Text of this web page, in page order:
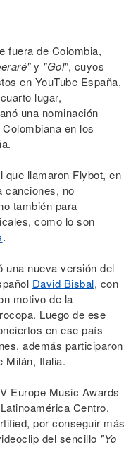
fuera de Colombia,
y "Gol", cuyos
en YouTube España,
lugar,
una nominación
en los
que llamaron Flybot, en
canciones, no
también para
como lo son
.
una nueva versión del
David Bisbal, con
motivo de la
Luego de ese
en ese país
además participaron
Milán, Italia.
Europe Music Awards
Centro.
por conseguir más
del sencillo "Yo